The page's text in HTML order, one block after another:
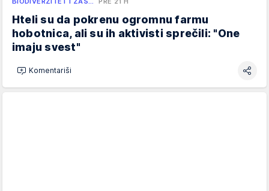
Hteli su da pokrenu ogromnu farmu
hobotnica, ali su ih aktivisti sprečili: "One
imaju svest"
Komentariši